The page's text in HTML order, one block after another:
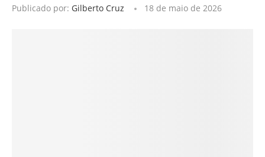
Publicado por: Gilberto Cruz 18 de maio de 2026